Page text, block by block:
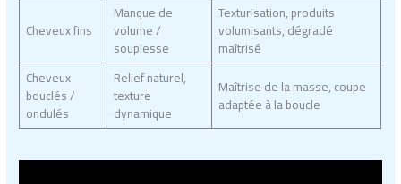
Cheveux fins
Manque de
volume /
souplesse
Texturisation, produits
volumisants, dégradé
maîtrisé
Cheveux
bouclés /
ondulés
Relief naturel,
texture
dynamique
Maîtrise de la masse, coupe
adaptée à la boucle